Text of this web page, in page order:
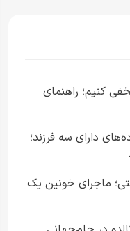
کنیم؛ راهنمای
به خانواده‌های دارای سه فرزند؛
قربانی و ۱۲ بازداشتی؛ ماجرای خونین یک